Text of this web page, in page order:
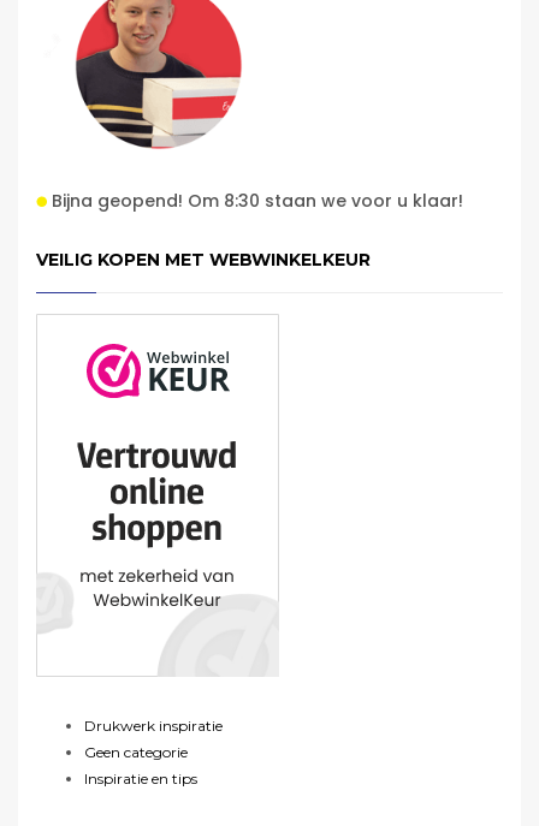
Bijna geopend! Om 8:30 staan we voor u klaar!
VEILIG KOPEN MET WEBWINKELKEUR
Drukwerk inspiratie
Geen categorie
Inspiratie en tips